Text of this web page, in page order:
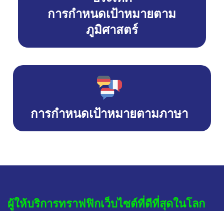
การกำหนดเป้าหมายตาม
ภูมิศาสตร์
การกำหนดเป้าหมายตามภาษา
ผู้ให้บริการทราฟฟิกเว็บไซต์ที่ดีที่สุดในโลก